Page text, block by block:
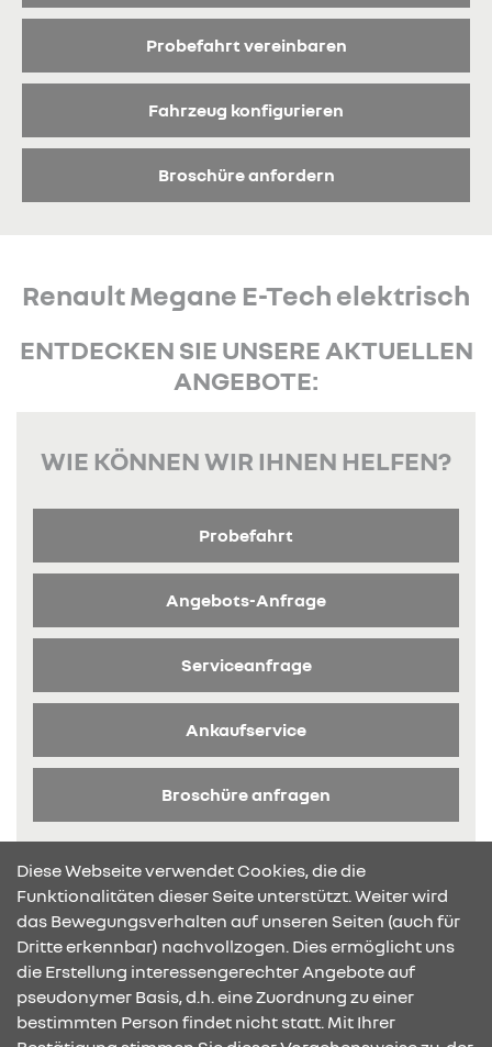
Probefahrt vereinbaren
Fahrzeug konfigurieren
Broschüre anfordern
Renault Megane E-Tech elektrisch
ENTDECKEN SIE UNSERE AKTUELLEN
ANGEBOTE:
WIE KÖNNEN WIR IHNEN HELFEN?
Probefahrt
Angebots-Anfrage
Serviceanfrage
Ankaufservice
Broschüre anfragen
KONTAKT & ANFAHRT
Diese Webseite verwendet Cookies, die die
Funktionalitäten dieser Seite unterstützt. Weiter wird
das Bewegungsverhalten auf unseren Seiten (auch für
Dritte erkennbar) nachvollzogen. Dies ermöglicht uns
die Erstellung interessengerechter Angebote auf
pseudonymer Basis, d.h. eine Zuordnung zu einer
bestimmten Person findet nicht statt. Mit Ihrer